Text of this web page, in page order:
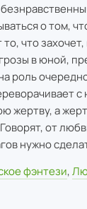
о том,
что
в юной,
роль
с
жертву, а
от
нужно
фэнтези,